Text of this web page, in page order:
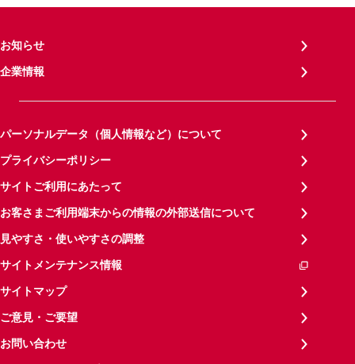
お知らせ
企業情報
パーソナルデータ（個人情報など）について
プライバシーポリシー
サイトご利用にあたって
お客さまご利用端末からの情報の外部送信について
見やすさ・使いやすさの調整
サイトメンテナンス情報
サイトマップ
ご意見・ご要望
お問い合わせ